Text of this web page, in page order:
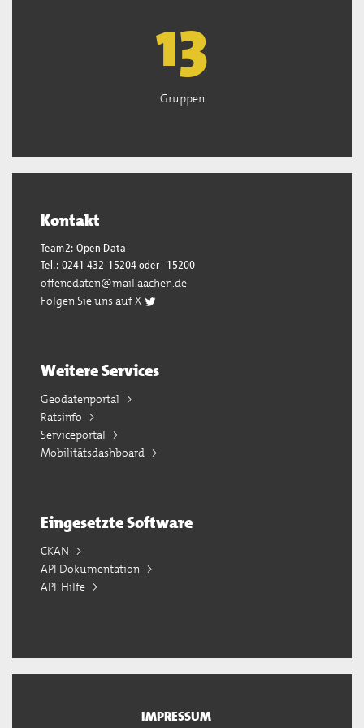
13
Gruppen
Kontakt
Team2: Open Data
Tel.: 0241 432-15204 oder -15200
offenedaten@mail.aachen.de
Folgen Sie uns auf X
Weitere Services
Geodatenportal
Ratsinfo
Serviceportal
Mobilitätsdashboard
Eingesetzte Software
CKAN
API Dokumentation
API-Hilfe
IMPRESSUM